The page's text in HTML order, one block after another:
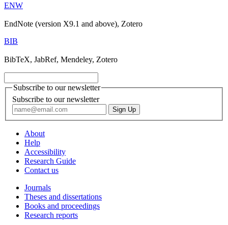
ENW
EndNote (version X9.1 and above), Zotero
BIB
BibTeX, JabRef, Mendeley, Zotero
Subscribe to our newsletter
Subscribe to our newsletter
About
Help
Accessibility
Research Guide
Contact us
Journals
Theses and dissertations
Books and proceedings
Research reports